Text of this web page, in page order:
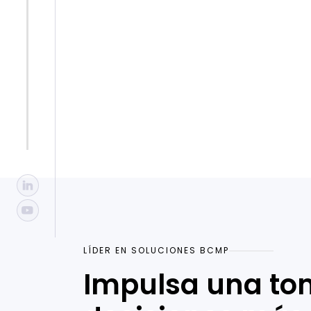
LÍDER EN SOLUCIONES BCMP
Impulsa una